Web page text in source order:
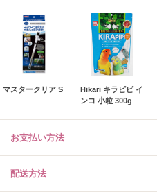
マスタークリア S
Hikari キラピピ イ
ンコ 小粒 300g
お支払い方法
配送方法